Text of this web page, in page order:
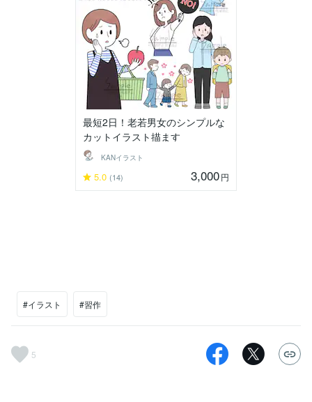
最短2日！老若男女のシンプルな
カットイラスト描ます
KANイラスト
5.0 (14) 3,000円
#イラスト #習作
5